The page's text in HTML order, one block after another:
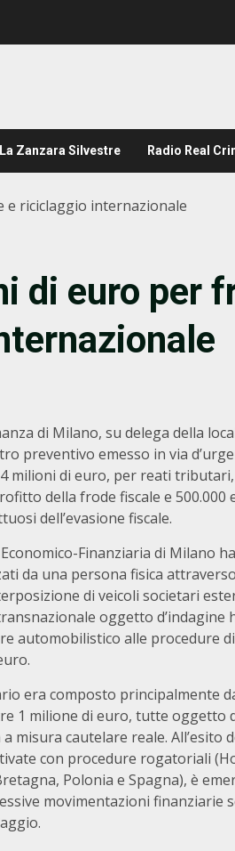
La Zanzara Silvestre Radio Real
e riciclaggio internazionale
di euro per
di Milano, su delega della
preventivo emesso in via
milioni di euro, per reati
della frode fiscale e 500.000
dell’evasione fiscale.
Finanziaria di Milano
da una persona fisica
di veicoli societari
oggetto d’indagine
automobilistico alle procedure
era composto principalmente
1 milione di euro, tutte oggetto
misura cautelare reale. All’esito
con procedure rogatoriali
Polonia e Spagna), è
movimentazioni finanziarie